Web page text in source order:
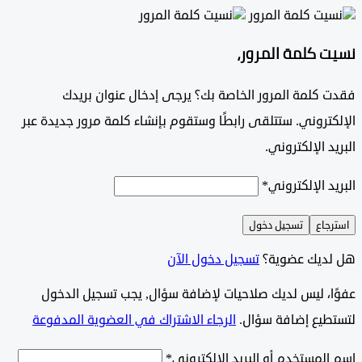
كلمة المرور،
كلمة المرور الخاصة بك؟ يرجى إدخال عنوان بريدك
ستتلقى رابطًا وستقوم بإنشاء كلمة مرور جديدة عبر
الإلكتروني.
الإلكتروني*
تسجيل دخول
عضوية؟تسجيل دخول الآن
ليس لديك صلاحيات لإضافة سؤال, يجب تسجيل الدخول
إضافة سؤال.الرجاء الاشتراك في العضوية المدفوعة